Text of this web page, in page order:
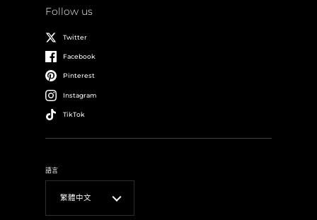
Follow us
Twitter
Facebook
Pinterest
Instagram
TikTok
語言
繁體中文